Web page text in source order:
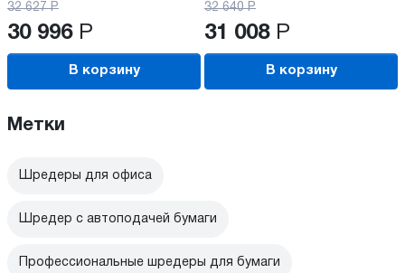
32 627 Р
30 996 Р
В корзину
32 640 Р
31 008 Р
В корзину
Метки
Шредеры для офиса
Шредер с автоподачей бумаги
Профессиональные шредеры для бумаги